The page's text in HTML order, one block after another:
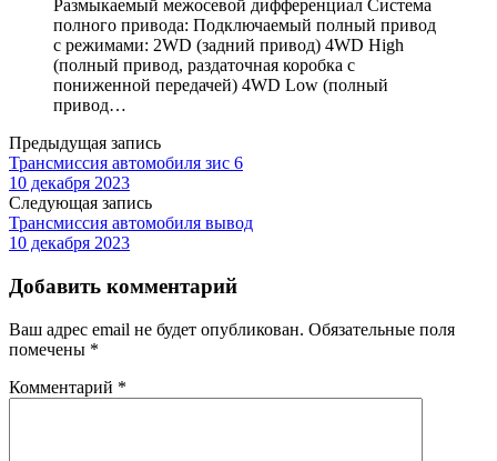
Размыкаемый межосевой дифференциал Система
полного привода: Подключаемый полный привод
с режимами: 2WD (задний привод) 4WD High
(полный привод, раздаточная коробка с
пониженной передачей) 4WD Low (полный
привод…
Предыдущая запись
Трансмиссия автомобиля зис 6
10 декабря 2023
Следующая запись
Трансмиссия автомобиля вывод
10 декабря 2023
Добавить комментарий
Ваш адрес email не будет опубликован. Обязательные поля
помечены *
Комментарий *